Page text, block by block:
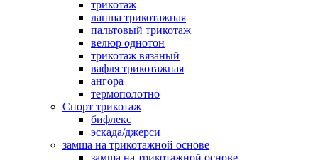
трикотаж
лапша трикотажная
пальтовый трикотаж
велюр однотон
трикотаж вязаный
вафля трикотажная
ангора
термополотно
Спорт трикотаж
бифлекс
эскада/джерси
замша на трикотажной основе